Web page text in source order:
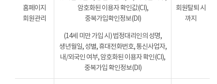
홈페이지
회원관리
암호화된 이용자 확인값(CI),
중복가입확인정보(DI)
(14세 미만 가입 시) 법정대리인의 성명,
생년월일, 성별, 휴대전화번호, 통신사업자,
내/외국인 여부, 암호화된 이용자 확인(CI),
중복가입 확인정보(DI)
회원탈퇴 시
까지